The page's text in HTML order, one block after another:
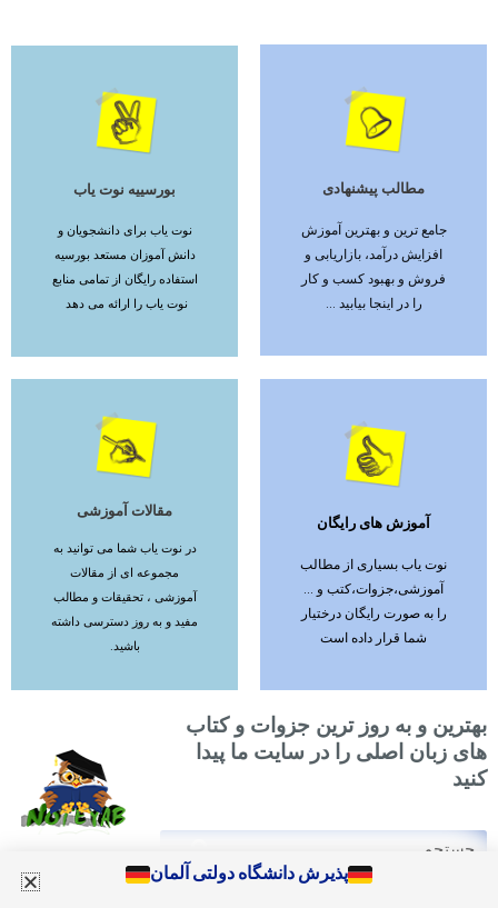
مطالب پیشنهادی
جامع ترین و بهترین آموزش
افزایش درآمد، بازاریابی و
فروش و بهبود کسب و کار
را در اینجا بیابید ...
ادامه مطلب بورسییه نوت یاب
نوت یاب برای دانشجویان و
دانش آموزان مستعد بورسیه
استفاده رایگان از تمامی منابع
نوت یاب را ارائه می دهد
ادامه مطلب
آموزش های رایگان
نوت یاب بسیاری از مطالب
آموزشی،جزوات،کتب و ...
را به صورت رایگان درختیار
شما قرار داده است
ادامه مطلب
مقالات آموزشی
در نوت یاب شما می توانید به
مجموعه ای از مقالات
آموزشی ، تحقیقات و مطالب
مفید و به روز دسترسی داشته
باشید.
بهترین و به روز ترین جزوات و کتاب
های زبان اصلی را در سایت ما پیدا
کنید
Search
Search
پذیرش دانشگاه دولتی آلمان